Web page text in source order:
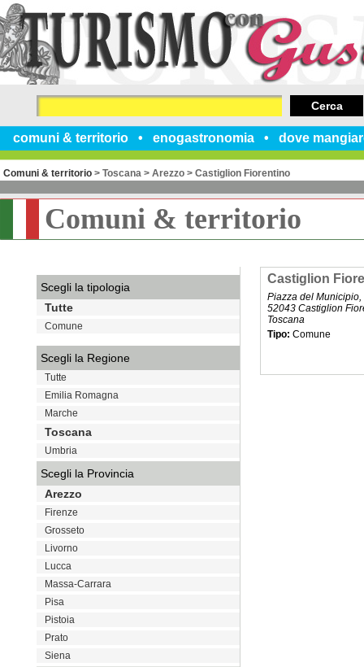
comuni & territorio enogastronomia dove
Cerca
Comuni & territorio > Toscana > Arezzo > Castiglion Fiorentino
Comuni & territorio
Castiglion
Piazza del Municipio,
52043 Castiglion
Toscana
Tipo: Comune
Scegli la tipologia
Tutte
Comune
Scegli la Regione
Tutte
Emilia Romagna
Marche
Toscana
Umbria
Scegli la Provincia
Arezzo
Firenze
Grosseto
Livorno
Lucca
Massa-Carrara
Pisa
Pistoia
Prato
Siena